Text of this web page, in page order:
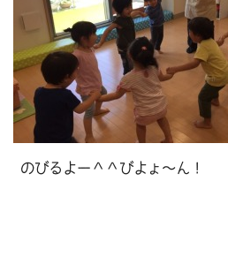
のびるよー＾＾びよょ～ん！